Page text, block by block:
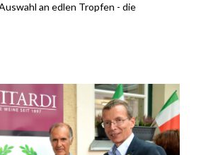
an edlen Tropfen - die